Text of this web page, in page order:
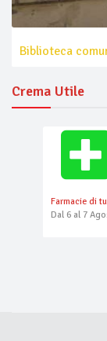
Biblioteca
Crema Utile
Farmacie di
Dal 6 al 7